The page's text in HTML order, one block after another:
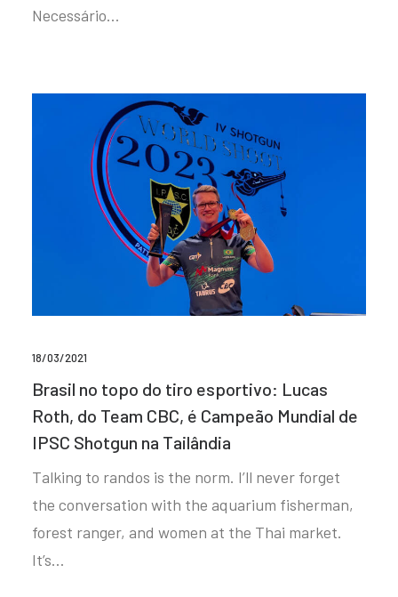
Necessário…
18/03/2021
Brasil no topo do tiro esportivo: Lucas
Roth, do Team CBC, é Campeão Mundial de
IPSC Shotgun na Tailândia
Talking to randos is the norm. I’ll never forget
the conversation with the aquarium fisherman,
forest ranger, and women at the Thai market.
It’s…